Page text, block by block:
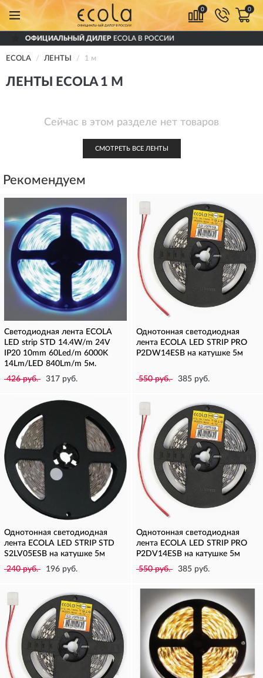
0 0
ДИЛЕРECOLA В РОССИИ
ECOLA ЛЕНТЫ 1 м
ЛЕНТЫ ECOLA 1 М
Сейчас в этом разделе нет товаров
СМОТРЕТЬ ВСЕ ЛЕНТЫ
Рекомендуем
Светодиодная лента ECOLA
LED strip STD 14.4W/m 24V
IP20 10mm 60Led/m 6000K
14Lm/LED 840Lm/m 5м.
426 руб.
317 руб.
Однотонная светодиодная
лента ECOLA LED STRIP PRO
P2DW14ESB на катушке 5м
550 руб. 385 руб.
Однотонная светодиодная
лента ECOLA LED STRIP STD
S2LV05ESB на катушке 5м
240 руб.
196 руб.
Однотонная светодиодная
лента ECOLA LED STRIP PRO
P2DV14ESB на катушке 5м
550 руб.
385 руб.